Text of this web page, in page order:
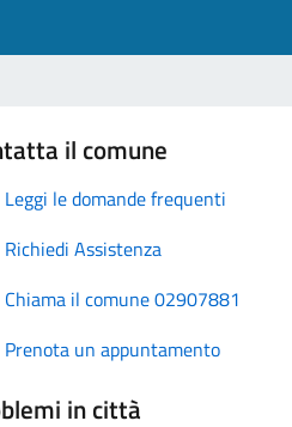
il comune
Leggi le domande frequenti
Richiedi Assistenza
Chiama il comune 02907881
Prenota un appuntamento
in città